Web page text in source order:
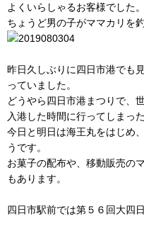
よくいらしゃるお客様でした。
ちょうど男の子がママカリを
昨日久しぶりに四日市港でも
っていました。
どうやら四日市港まつりで、
入港した時間に行ってしまっ
今日と明日は海王丸をはじめ
うです。
お菓子の配布や、移動販売の
もあります。
四日市駅前では第５６回大四